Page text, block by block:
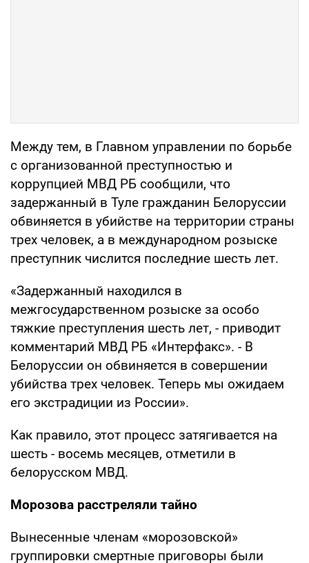
Между тем, в Главном управлении по борьбе
с организованной преступностью и
коррупцией МВД РБ сообщили, что
задержанный в Туле гражданин Белоруссии
обвиняется в убийстве на территории страны
трех человек, а в международном розыске
преступник числится последние шесть лет.
«Задержанный находился в
межгосударственном розыске за особо
тяжкие преступления шесть лет, - приводит
комментарий МВД РБ «Интерфакс». - В
Белоруссии он обвиняется в совершении
убийства трех человек. Теперь мы ожидаем
его экстрадиции из России».
Как правило, этот процесс затягивается на
шесть - восемь месяцев, отметили в
белорусском МВД.
Морозова расстреляли тайно
Вынесенные членам «морозовской»
группировки смертные приговоры были